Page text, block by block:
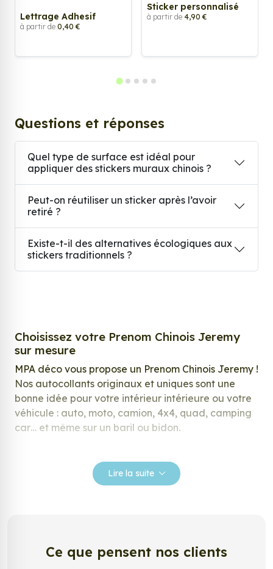
Lettrage Adhesif
à partir de 0,40 €
Sticker personnalisé
à partir de 4,90 €
Questions et réponses
Quel type de surface est idéal pour
appliquer des stickers muraux chinois ?
Peut-on réutiliser un sticker après l’avoir
retiré ?
Existe-t-il des alternatives écologiques aux
stickers traditionnels ?
Choisissez votre Prenom Chinois Jeremy
sur mesure
MPA déco vous propose un Prenom Chinois Jeremy !
Nos autocollants originaux et uniques sont une
bonne idée pour votre intérieur intérieure ou votre
véhicule : auto, moto, camion, 4x4, quad, camping
car… et même sur un baril ou bidon.
répondre à vos attentes, laissez vous inspirer parmi
notre large gamme de stickers.
solution ! Les stickers muraux Prenom Chinois
Lire la suite
Ce que pensent nos clients